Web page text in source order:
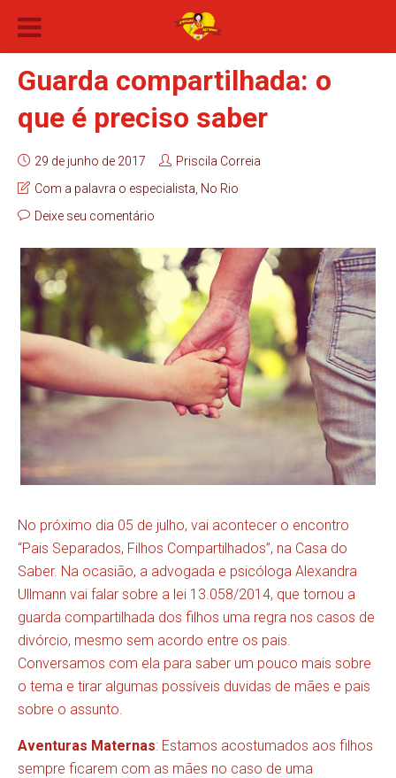
Guarda compartilhada: o
que é preciso saber
29 de junho de 2017
Priscila Correia
Com a palavra o especialista No Rio
Deixe seu comentário
No próximo dia 05 de julho, vai acontecer o encontro
“Pais Separados, Filhos Compartilhados”, na Casa do
Saber. Na ocasião, a advogada e psicóloga Alexandra
Ullmann vai falar sobre a lei 13.058/2014, que tornou a
guarda compartilhada dos filhos uma regra nos casos de
divórcio, mesmo sem acordo entre os pais.
Conversamos com ela para saber um pouco mais sobre
o tema e tirar algumas possíveis duvidas de mães e pais
sobre o assunto.
Aventuras Maternas: Estamos acostumados aos filhos
sempre ficarem com as mães no caso de uma